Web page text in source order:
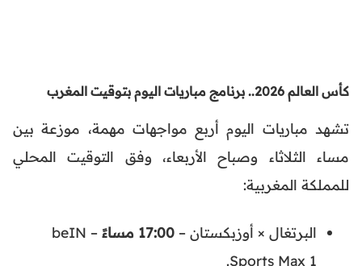
كأس العالم 2026.. برنامج مباريات اليوم بتوقيت المغرب
تشهد مباريات اليوم أربع مواجهات مهمة، موزعة بين
مساء الثلاثاء وصباح الأربعاء، وفق التوقيت المحلي
للمملكة المغربية:
البرتغال × أوزبكستان – 17:00 مساءً
– beIN
Sports Max 1.